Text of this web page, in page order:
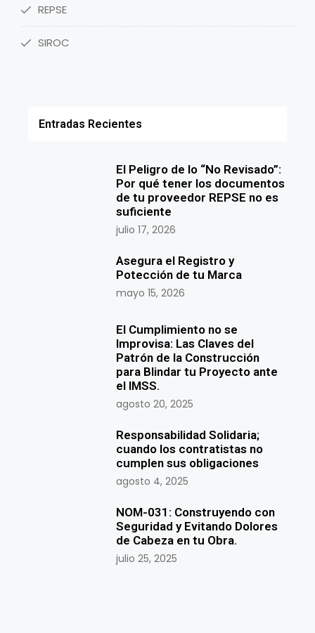
REPSE
SIROC
Entradas Recientes
El Peligro de lo “No Revisado”:
Por qué tener los documentos
de tu proveedor REPSE no es
suficiente
julio 17, 2026
Asegura el Registro y
Potección de tu Marca
mayo 15, 2026
El Cumplimiento no se
Improvisa: Las Claves del
Patrón de la Construcción
para Blindar tu Proyecto ante
el IMSS.
agosto 20, 2025
Responsabilidad Solidaria;
cuando los contratistas no
cumplen sus obligaciones
agosto 4, 2025
NOM-031: Construyendo con
Seguridad y Evitando Dolores
de Cabeza en tu Obra.
julio 25, 2025